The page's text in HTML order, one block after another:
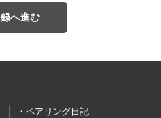
へ進む
ペアリング日記